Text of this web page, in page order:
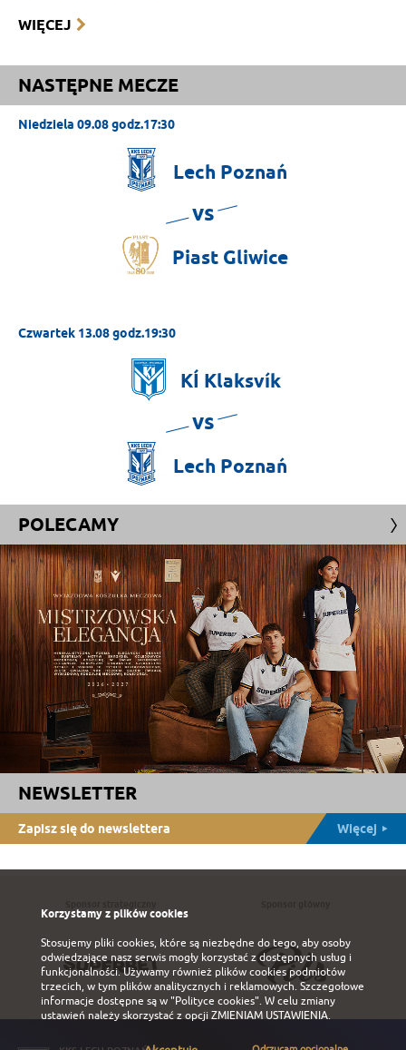
WIĘCEJ
NASTĘPNE MECZE
Niedziela 09.08 godz.17:30
Lech Poznań
vs
Piast Gliwice
Czwartek 13.08 godz.19:30
KÍ Klaksvík
vs
Lech Poznań
POLECAMY
NEWSLETTER
Zapisz się do newslettera Więcej
Korzystamy z plików cookies
Stosujemy pliki cookies, które są niezbędne do tego, aby osoby
odwiedzające nasz serwis mogły korzystać z dostępnych usług i
funkcjonalności. Używamy również plików cookies podmiotów
trzecich, w tym plików analitycznych i reklamowych. Szczegołowe
informacje dostępne są w"Polityce cookies". W celu zmiany
ustawień należy skorzystać z opcji ZMIENIAM USTAWIENIA.